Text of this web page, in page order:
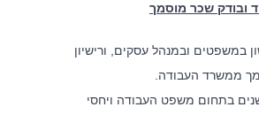
ובודק שכר מוסמך
במשפטים ובמנהל עסקים, ורישיון
ממשרד העבודה.
שנים בתחום משפט העבודה ויחסי
קיבוציים ותכניות הפרטה, הבראה